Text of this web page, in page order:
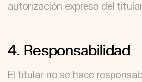
autorización expresa del
4. Responsabilidad
El titular no se hace